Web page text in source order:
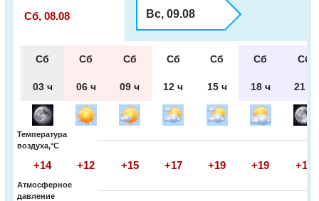
Сб, 08.08 Вс, 09.08
Сб Сб Сб Сб Сб Сб Сб
03 ч 06 ч 09 ч 12 ч 15 ч 18 ч 21 ч
Температура
воздуха,°С
+14 +12 +15 +17 +19 +19 +16
Атмосферное
давление